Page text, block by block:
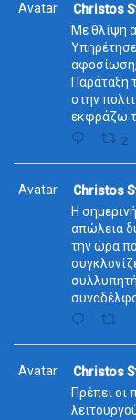
Avatar Christos
Με θλίψη
αφοσίωση,
Παράταξη
στην
εκφράζω
2
Avatar Christos
Η
απώλεια
την ώρα
Avatar Christos
Πρέπει οι